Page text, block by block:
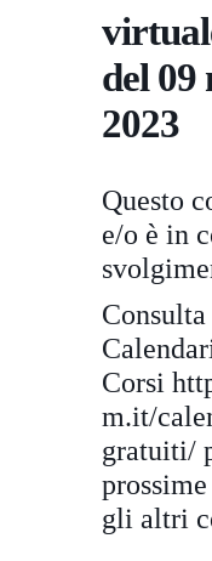
del 09
2023
Questo
e/o è in
Corsi
m.it/
gratuiti/
gli altri